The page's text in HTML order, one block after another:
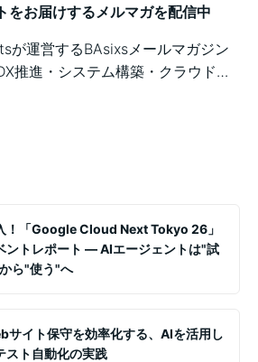
をお届けするメルマガを配信中
が運営するBAsixsメールマガジン
推進・システム構築・クラウド活
！「Google Cloud Next Tokyo 26」
ントレポート ― AIエージェントは"試
ら"使う"へ
サイト保守を効率化する、AIを活用し
スト自動化の実践